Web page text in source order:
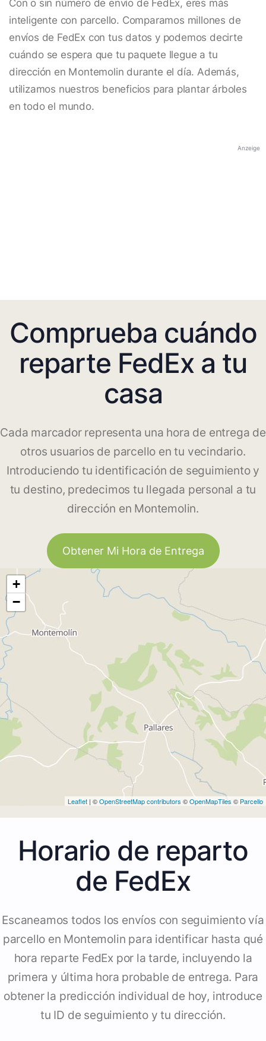
Con o sin número de envío de FedEx, eres más
inteligente con parcello. Comparamos millones de
envíos de FedEx con tus datos y podemos decirte
cuándo se espera que tu paquete llegue a tu
dirección en Montemolin durante el día. Además,
utilizamos nuestros beneficios para plantar árboles
en todo el mundo.
Anzeige
Comprueba cuándo
reparte FedEx a tu
casa
Cada marcador representa una hora de entrega de
otros usuarios de parcello en tu vecindario.
Introduciendo tu identificación de seguimiento y
tu destino, predecimos tu llegada personal a tu
dirección en Montemolin.
Obtener Mi Hora de Entrega
+
−
Leaflet | ©OpenStreetMap contributors ©OpenMapTiles © Parcello
Horario de reparto
de FedEx
Escaneamos todos los envíos con seguimiento vía
parcello en Montemolin para identificar hasta qué
hora reparte FedEx por la tarde, incluyendo la
primera y última hora probable de entrega. Para
obtener la predicción individual de hoy, introduce
tu ID de seguimiento y tu dirección.